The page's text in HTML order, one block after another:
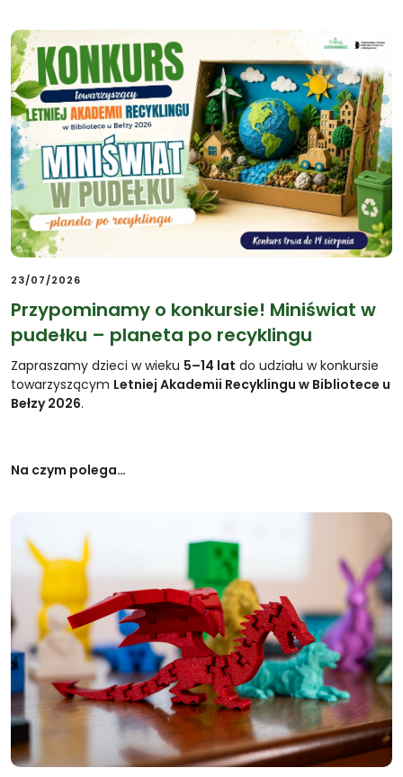
23/07/2026
Przypominamy o konkursie! Miniświat w
pudełku – planeta po recyklingu
Zapraszamy dzieci w wieku 5–14 lat do udziału w konkursie
towarzyszącym Letniej Akademii Recyklingu w Bibliotece u
Bełzy 2026.
Na czym polega…